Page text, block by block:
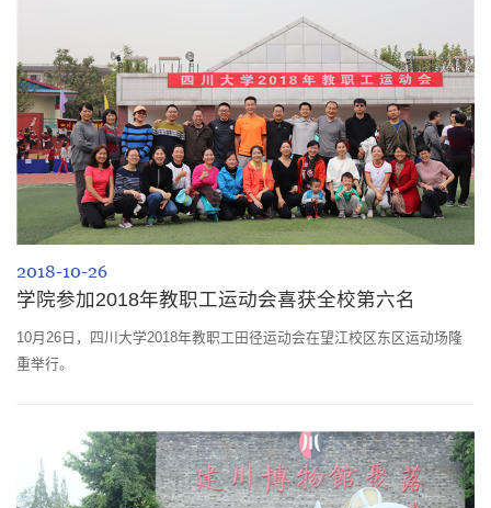
2018-10-26
学院参加2018年教职工运动会喜获全校第六名
10月26日，四川大学2018年教职工田径运动会在望江校区东区运动场隆
重举行。